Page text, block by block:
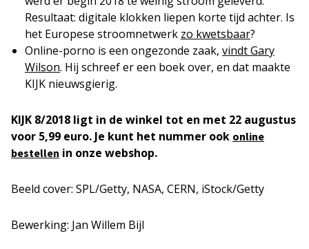
Resultaat: digitale klokken liepen korte tijd achter. Is
het Europese stroomnetwerk zo kwetsbaar?
Online-porno is een ongezonde zaak, vindt Gary
Wilson. Hij schreef er een boek over, en dat maakte
KIJK nieuwsgierig.
KIJK 8/2018 ligt in de winkel tot en met 22 augustus
voor 5,99 euro. Je kunt het nummer ook online
bestellen in onze webshop.
Beeld cover: SPL/Getty, NASA, CERN, iStock/Getty
Bewerking: Jan Willem Bijl